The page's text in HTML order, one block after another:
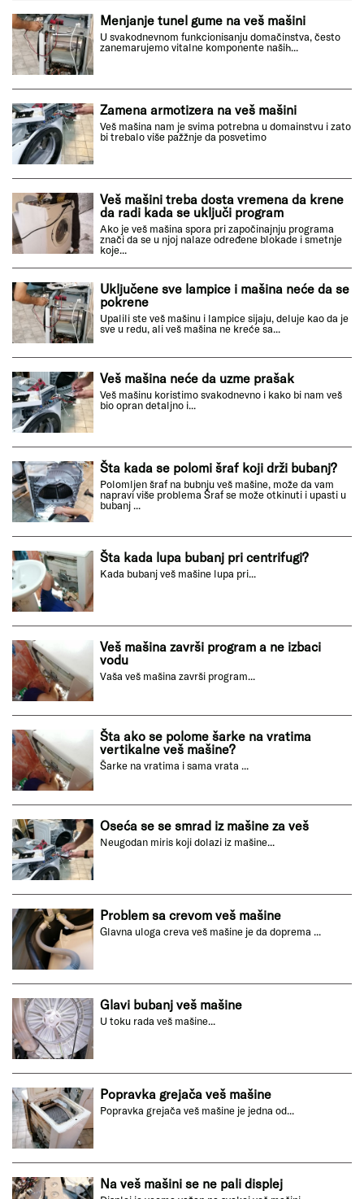
Menjanje tunel gume na veš mašini
U svakodnevnom funkcionisanju domačinstva, često
zanemarujemo vitalne komponente naših...
Zamena armotizera na veš mašini
Veš mašina nam je svima potrebna u domainstvu i zato
bi trebalo više pažžnje da posvetimo
Veš mašini treba dosta vremena da krene
da radi kada se uključi program
Ako je veš mašina spora pri započinajnju programa
znači da se u njoj nalaze određene blokade i smetnje
koje...
Uključene sve lampice i mašina neće da se
pokrene
Upalili ste veš mašinu i lampice sijaju, deluje kao da je
sve u redu, ali veš mašina ne kreće sa...
Veš mašina neće da uzme prašak
Veš mašinu koristimo svakodnevno i kako bi nam veš
bio opran detaljno i...
Šta kada se polomi šraf koji drži bubanj?
Polomljen šraf na bubnju veš mašine, može da vam
napravi više problema Šraf se može otkinuti i upasti u
bubanj ...
Šta kada lupa bubanj pri centrifugi?
Kada bubanj veš mašine lupa pri...
Veš mašina završi program a ne izbaci
vodu
Vaša veš mašina završi program...
Šta ako se polome šarke na vratima
vertikalne veš mašine?
Šarke na vratima i sama vrata ...
Oseća se se smrad iz mašine za veš
Neugodan miris koji dolazi iz mašine...
Problem sa crevom veš mašine
Glavna uloga creva veš mašine je da doprema ...
Glavi bubanj veš mašine
U toku rada veš mašine...
Popravka grejača veš mašine
Popravka grejača veš mašine je jedna od...
Na veš mašini se ne pali displej